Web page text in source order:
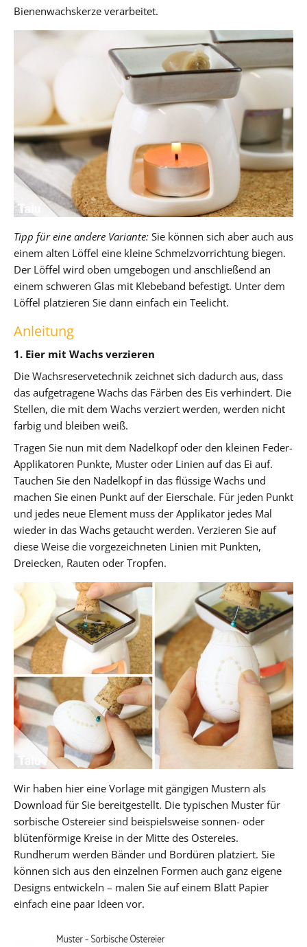
Bienenwachskerze verarbeitet.
Tipp für eine andere Variante: Sie können sich aber auch aus
einem alten Löffel eine kleine Schmelzvorrichtung biegen.
Der Löffel wird oben umgebogen und anschließend an
einem schweren Glas mit Klebeband befestigt. Unter dem
Löffel platzieren Sie dann einfach ein Teelicht.
Anleitung
1. Eier mit Wachs verzieren
Die Wachsreservetechnik zeichnet sich dadurch aus, dass
das aufgetragene Wachs das Färben des Eis verhindert. Die
Stellen, die mit dem Wachs verziert werden, werden nicht
farbig und bleiben weiß.
Tragen Sie nun mit dem Nadelkopf oder den kleinen Feder-
Applikatoren Punkte, Muster oder Linien auf das Ei auf.
Tauchen Sie den Nadelkopf in das flüssige Wachs und
machen Sie einen Punkt auf der Eierschale. Für jeden Punkt
und jedes neue Element muss der Applikator jedes Mal
wieder in das Wachs getaucht werden. Verzieren Sie auf
diese Weise die vorgezeichneten Linien mit Punkten,
Dreiecken, Rauten oder Tropfen.
Wir haben hier eine Vorlage mit gängigen Mustern als
Download für Sie bereitgestellt. Die typischen Muster für
sorbische Ostereier sind beispielsweise sonnen- oder
blütenförmige Kreise in der Mitte des Ostereies.
Rundherum werden Bänder und Bordüren platziert. Sie
können sich aus den einzelnen Formen auch ganz eigene
Designs entwickeln – malen Sie auf einem Blatt Papier
einfach eine paar Ideen vor.